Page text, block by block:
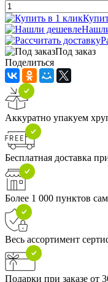
Под заказ
Поделиться
Аккуратно упакуем
Бесплатная доставка
Более 1 000 пунктов
Весь ассортимент
Подарки при заказе от